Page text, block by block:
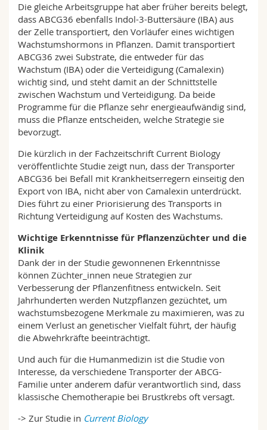
Die gleiche Arbeitsgruppe hat aber früher bereits belegt,
dass ABCG36 ebenfalls Indol-3-Buttersäure (IBA) aus
der Zelle transportiert, den Vorläufer eines wichtigen
Wachstumshormons in Pflanzen. Damit transportiert
ABCG36 zwei Substrate, die entweder für das
Wachstum (IBA) oder die Verteidigung (Camalexin)
wichtig sind, und steht damit an der Schnittstelle
zwischen Wachstum und Verteidigung. Da beide
Programme für die Pflanze sehr energieaufwändig sind,
muss die Pflanze entscheiden, welche Strategie sie
bevorzugt.
Die kürzlich in der Fachzeitschrift Current Biology
veröffentlichte Studie zeigt nun, dass der Transporter
ABCG36 bei Befall mit Krankheitserregern einseitig den
Export von IBA, nicht aber von Camalexin unterdrückt.
Dies führt zu einer Priorisierung des Transports in
Richtung Verteidigung auf Kosten des Wachstums.
Wichtige Erkenntnisse für Pflanzenzüchter und die
Klinik
Dank der in der Studie gewonnenen Erkenntnisse
können Züchter_innen neue Strategien zur
Verbesserung der Pflanzenfitness entwickeln. Seit
Jahrhunderten werden Nutzpflanzen gezüchtet, um
wachstumsbezogene Merkmale zu maximieren, was zu
einem Verlust an genetischer Vielfalt führt, der häufig
die Abwehrkräfte beeinträchtigt.
Und auch für die Humanmedizin ist die Studie von
Interesse, da verschiedene Transporter der ABCG-
Familie unter anderem dafür verantwortlich sind, dass
klassische Chemotherapie bei Brustkrebs oft versagt.
-> Zur Studie in Current Biology